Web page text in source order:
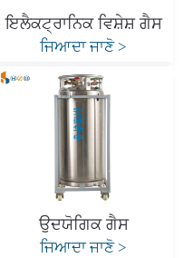
ਇਲੈਕਟ੍ਰਾਨਿਕ ਵਿਸ਼ੇਸ਼ ਗੈਸ
ਜਿਆਦਾ ਜਾਣੋ>
ਉਦਯੋਗਿਕ ਗੈਸ
ਜਿਆਦਾ ਜਾਣੋ>